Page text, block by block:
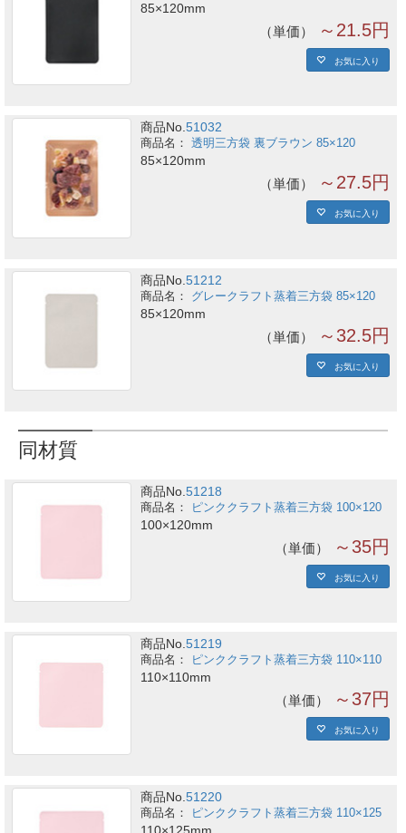
85×120mm
単価 ～21.5円
お気に入り
商品No.51032
透明三方袋 裏ブラウン 85×120
85×120mm
単価 ～27.5円
お気に入り
商品No.51212
グレークラフト蒸着三方袋 85×120
85×120mm
単価 ～32.5円
お気に入り
同材質
商品No.51218
ピンククラフト蒸着三方袋 100×120
100×120mm
単価 ～35円
お気に入り
商品No.51219
ピンククラフト蒸着三方袋 110×110
110×110mm
単価 ～37円
お気に入り
商品No.51220
ピンククラフト蒸着三方袋 110×125
110×125mm